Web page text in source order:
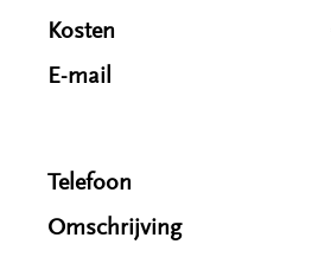
Kosten
E-mail
Telefoon
Omschrijving